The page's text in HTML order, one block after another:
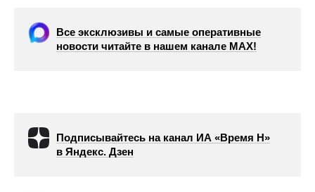
Все эксклюзивы и самые оперативные
новости читайте в нашем канале МАХ!
Подписывайтесь на канал ИА «Время Н»
в Яндекс. Дзен